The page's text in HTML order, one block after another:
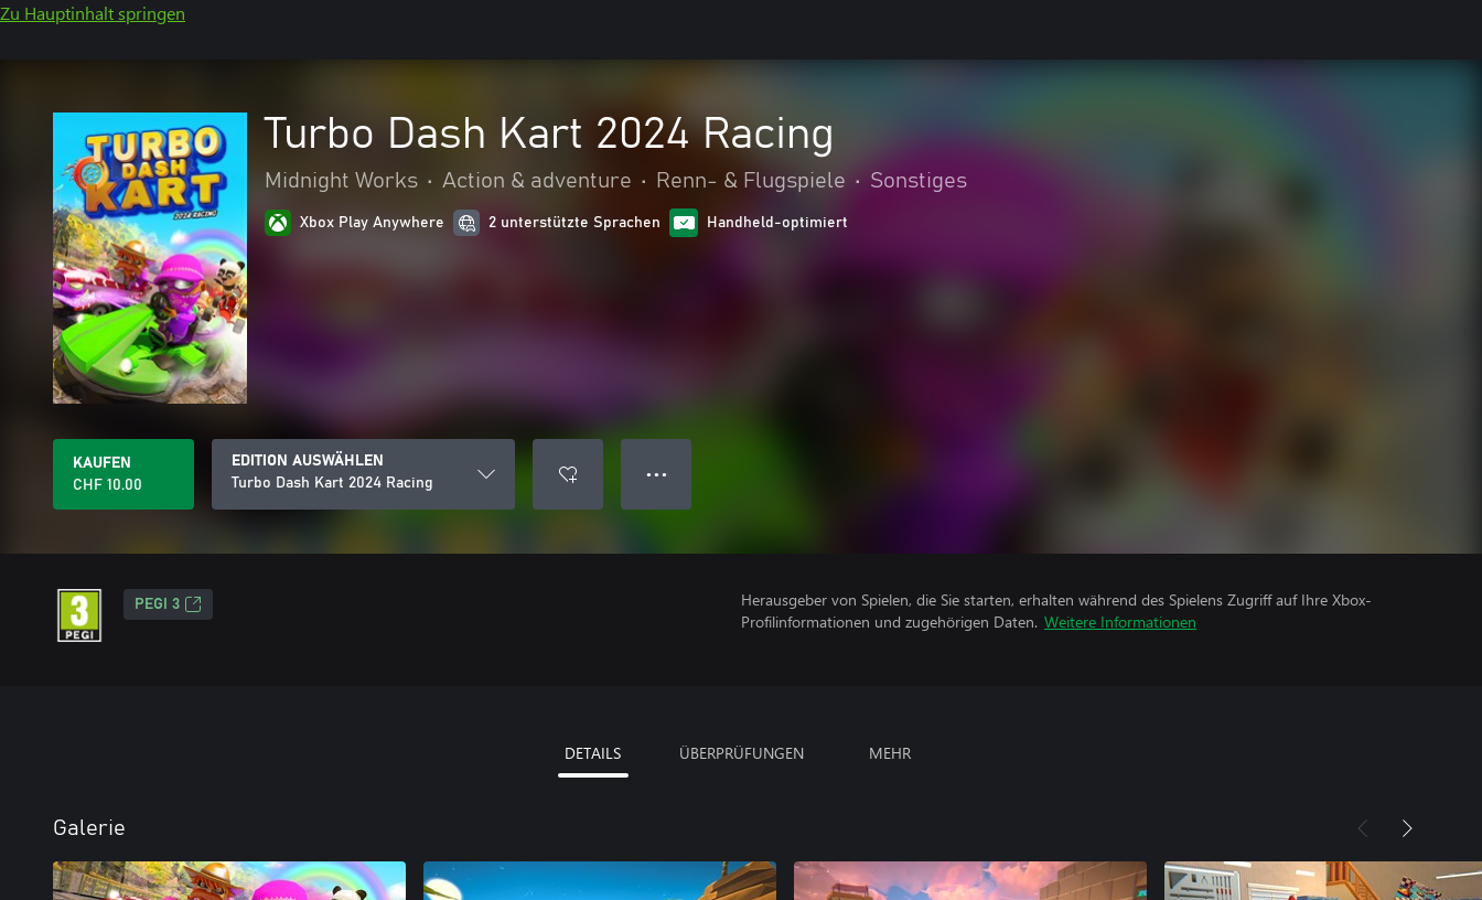
Zu Hauptinhalt springen
Turbo Dash Kart 2024 Racing
Midnight Works • Action & adventure • Renn- & Flugspiele • Sonstiges
Xbox Play Anywhere 2 unterstützte Sprachen Handheld-optimiert
KAUFEN
CHF 10.00
EDITION AUSWÄHLEN
Turbo Dash Kart 2024 Racing
● ● ●
PEGI 3
Herausgeber von Spielen, die Sie starten, erhalten während des Spielens Zugriff auf Ihre Xbox-
Profilinformationen und zugehörigen Daten. Weitere Informationen
DETAILS ÜBERPRÜFUNGEN MEHR
Galerie